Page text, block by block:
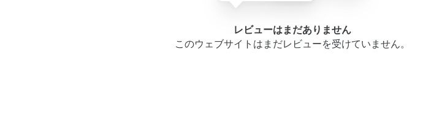
レビューはまだありません
このウェブサイトはまだレビューを受けていません。